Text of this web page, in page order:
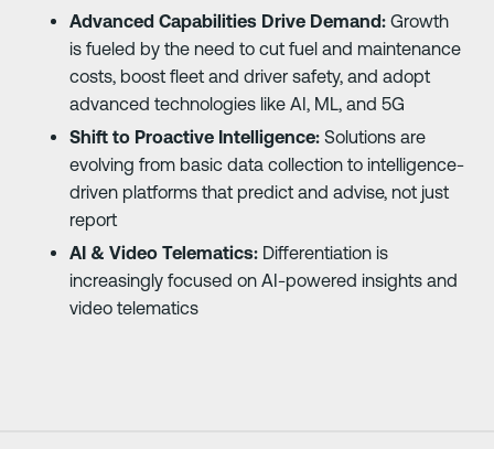
Advanced Capabilities Drive Demand:Growth
is fueled by the need to cut fuel and maintenance
costs, boost fleet and driver safety, and adopt
advanced technologies like AI, ML, and 5G
Shift to Proactive Intelligence:Solutions are
evolving from basic data collection to intelligence-
driven platforms that predict and advise, not just
report
AI & Video Telematics: Differentiation is
increasingly focused on AI-powered insights and
video telematics